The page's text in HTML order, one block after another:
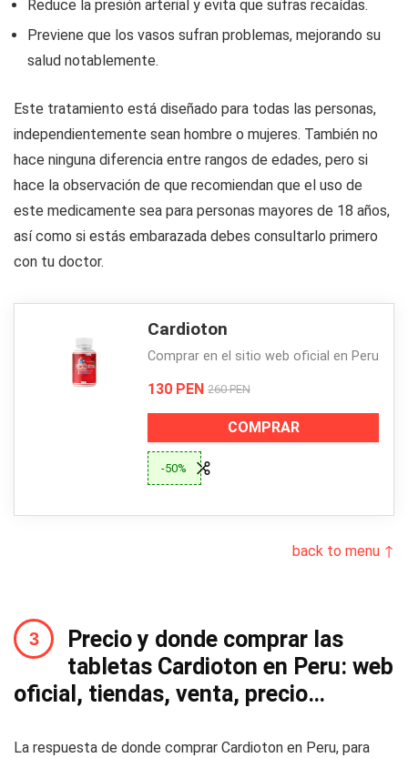
Reduce la presión arterial y evita que sufras recaídas.
Previene que los vasos sufran problemas, mejorando su
salud notablemente.
Este tratamiento está diseñado para todas las personas,
independientemente sean hombre o mujeres. También no
hace ninguna diferencia entre rangos de edades, pero si
hace la observación de que recomiendan que el uso de
este medicamente sea para personas mayores de 18 años,
así como si estás embarazada debes consultarlo primero
con tu doctor.
Cardioton
Comprar en el sitio web oficial en Peru
130 PEN 260 PEN
COMPRAR
-50%
back to menu ↑
Precio y donde comprar las
tabletas Cardioton en Peru: web
oficial, tiendas, venta, precio…
La respuesta de donde comprar Cardioton en Peru, para